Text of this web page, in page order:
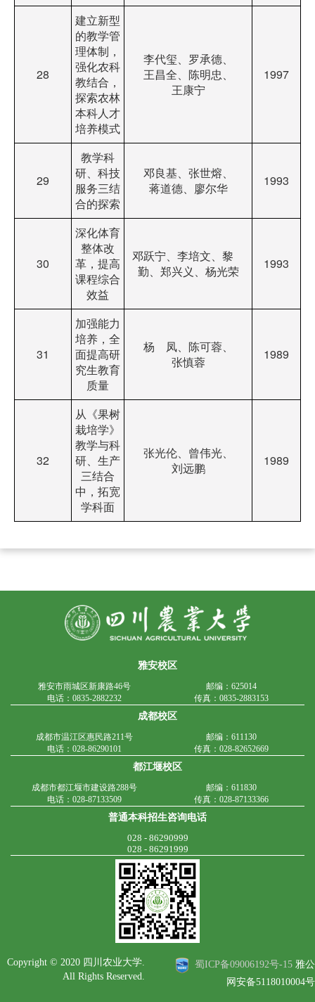
28
建立新型
的教学管
理体制，
强化农科
教结合，
探索农林
本科人才
培养模式
李代玺、罗承德、
王昌全、陈明忠、
王康宁
1997
29
教学科
研、科技
服务三结
合的探索
邓良基、张世熔、
蒋道德、廖尔华
1993
30
深化体育
整体改
革，提高
课程综合
效益
邓跃宁、李培文、黎
勤、郑兴义、杨光荣
1993
31
加强能力
培养，全
面提高研
究生教育
质量
杨 凤、陈可蓉、
张慎蓉
1989
32
从《果树
栽培学》
教学与科
研、生产
三结合
中，拓宽
学科面
张光伦、曾伟光、
刘远鹏
1989
雅安校区
雅安市雨城区新康路46号
邮编：625014
电话：0835-2882232
传真：0835-2883153
成都校区
成都市温江区惠民路211号
邮编：611130
电话：028-86290101
传真：028-82652669
都江堰校区
成都市都江堰市建设路288号
邮编：611830
电话：028-87133509
传真：028-87133366
普通本科招生咨询电话
028 - 86290999
028 - 86291999
Copyright © 2020 四川农业大学.
All Rights Reserved.
蜀ICP备09006192号-15 雅公
网安备5118010004号